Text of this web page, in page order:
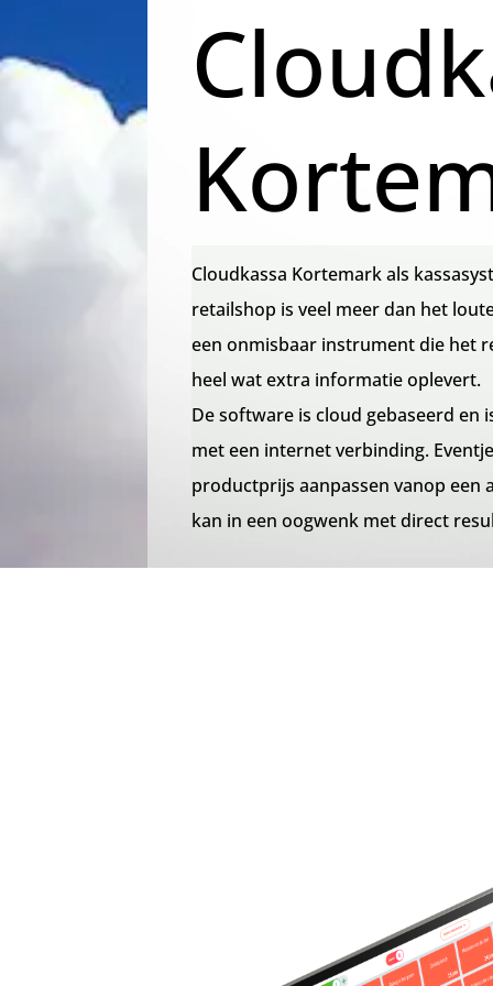
Cloudkassa Kortemark als
retailshop is veel meer dan het
een onmisbaar instrument die het
heel wat extra informatie oplevert.
De software is cloud gebaseerd en
met een internet verbinding.
productprijs aanpassen vanop een
kan in een oogwenk met direct